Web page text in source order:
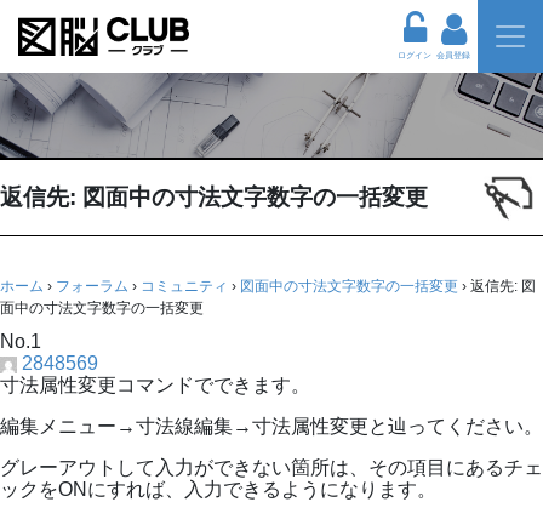
ログイン 会員登録
返信先: 図面中の寸法文字数字の一括変更
ホーム › フォーラム › コミュニティ › 図面中の寸法文字数字の一括変更 › 返信先: 図
面中の寸法文字数字の一括変更
No.1
2848569
寸法属性変更コマンドでできます。
編集メニュー→寸法線編集→寸法属性変更と辿ってください。
グレーアウトして入力ができない箇所は、その項目にあるチェ
ックをONにすれば、入力できるようになります。